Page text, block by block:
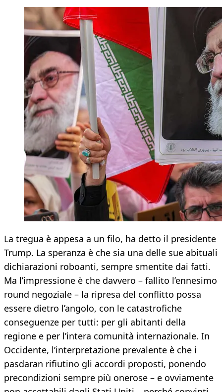
La tregua è appesa a un filo, ha detto il presidente
Trump. La speranza è che sia una delle sue abituali
dichiarazioni roboanti, sempre smentite dai fatti.
Ma l’impressione è che davvero – fallito l’ennesimo
round negoziale – la ripresa del conflitto possa
essere dietro l’angolo, con le catastrofiche
conseguenze per tutti: per gli abitanti della
regione e per l’intera comunità internazionale. In
Occidente, l’interpretazione prevalente è che i
pasdaran rifiutino gli accordi proposti, ponendo
precondizioni sempre più onerose – e ovviamente